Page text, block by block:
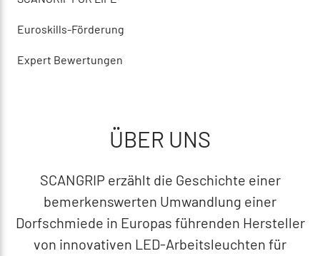
Euroskills-Förderung
Expert Bewertungen
ÜBER UNS
SCANGRIP erzählt die Geschichte einer
bemerkenswerten Umwandlung einer
Dorfschmiede in Europas führenden Hersteller
von innovativen LED-Arbeitsleuchten für